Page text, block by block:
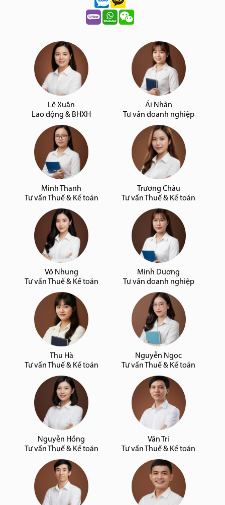
Lê Xuân
Lao động & BHXH
Ái Nhân
Tư vấn doanh nghiệp
Minh Thanh
Tư vấn Thuế & Kế toán
Trương Châu
Tư vấn Thuế & Kế toán
Võ Nhung
Tư vấn Thuế & Kế toán
Minh Dương
Tư vấn doanh nghiệp
Thu Hà
Tư vấn Thuế & Kế toán
Nguyễn Ngọc
Tư vấn Thuế & Kế toán
Nguyễn Hồng
Tư vấn Thuế & Kế toán
Văn Tri
Tư vấn Thuế & Kế toán